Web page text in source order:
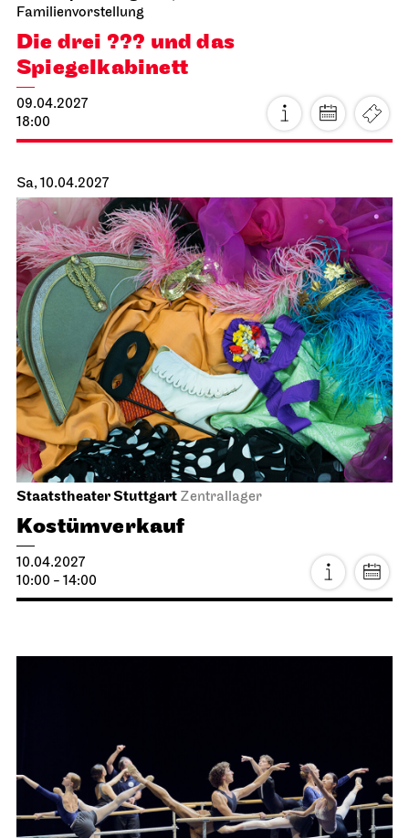
JOiN Foyer Nord
Tee&Techno
21.03.2027
11:00 - 12:00
Stuttgarter Ballett
Opernhaus
Ballettabend